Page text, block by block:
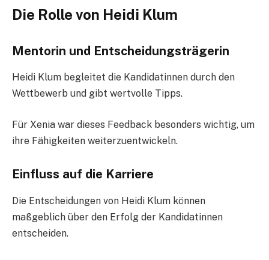
Die Rolle von Heidi Klum
Mentorin und Entscheidungsträgerin
Heidi Klum begleitet die Kandidatinnen durch den
Wettbewerb und gibt wertvolle Tipps.
Für Xenia war dieses Feedback besonders wichtig, um
ihre Fähigkeiten weiterzuentwickeln.
Einfluss auf die Karriere
Die Entscheidungen von Heidi Klum können
maßgeblich über den Erfolg der Kandidatinnen
entscheiden.